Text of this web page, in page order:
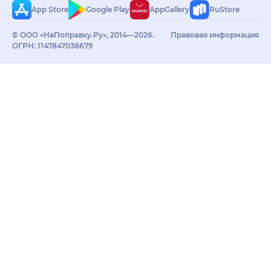
App Store
Google Play AppGallery RuStore
© ООО «НаПоправку.Ру», 2014—2026.
ОГРН: 1147847038679
Правовая информация